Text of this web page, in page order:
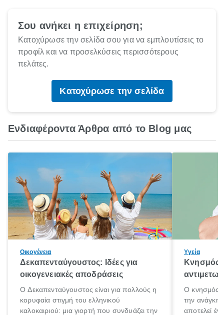
Σου ανήκει η επιχείρηση;
Κατοχύρωσε την σελίδα σου για να εμπλουτίσεις το
προφίλ και να προσελκύσεις περισσότερους
πελάτες.
Κατοχύρωσε την σελίδα
Ενδιαφέροντα Άρθρα από το Blog μας
Οικογένεια
Δεκαπενταύγουστος: Ιδέες για
οικογενειακές αποδράσεις
Ο Δεκαπενταύγουστος είναι για πολλούς η
κορυφαία στιγμή του ελληνικού
καλοκαιριού: μια γιορτή που συνδυάζει την
Υγεία
Κνησμός:
Ο κνησμός
την ανάγκη
αποτελεί